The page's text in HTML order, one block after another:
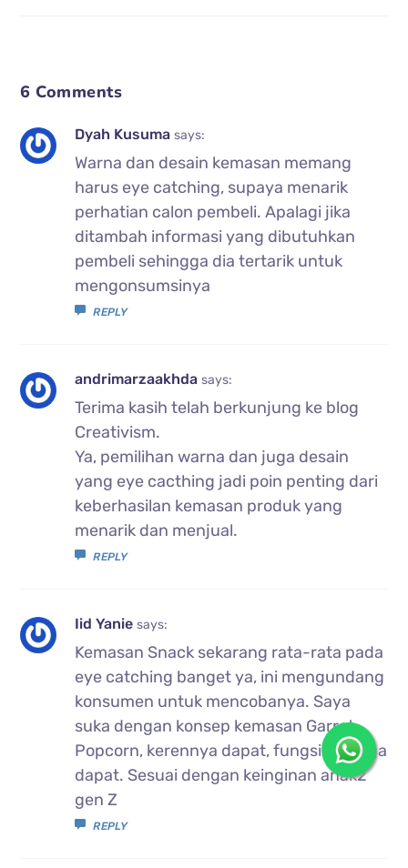
6 Comments
Dyah Kusumasays:
Warna dan desain kemasan memang
harus eye catching, supaya menarik
perhatian calon pembeli. Apalagi jika
ditambah informasi yang dibutuhkan
pembeli sehingga dia tertarik untuk
mengonsumsinya
REPLY
andrimarzaakhdasays:
Terima kasih telah berkunjung ke blog
Creativism.
Ya, pemilihan warna dan juga desain
yang eye cacthing jadi poin penting dari
keberhasilan kemasan produk yang
menarik dan menjual.
REPLY
Iid Yaniesays:
Kemasan Snack sekarang rata-rata pada
eye catching banget ya, ini mengundang
konsumen untuk mencobanya. Saya
suka dengan konsep kemasan Garret
Popcorn, kerennya dapat, fungsinya juga
dapat. Sesuai dengan keinginan anak2
gen Z
REPLY